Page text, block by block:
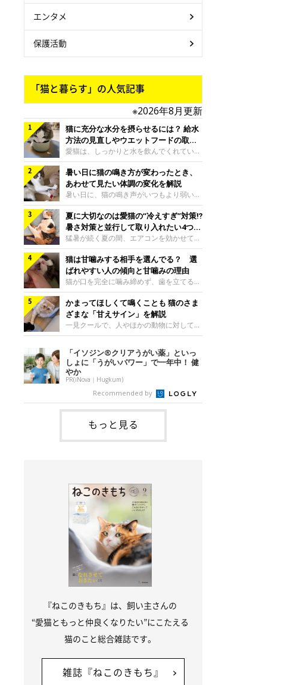
エンタメ
保護活動
「猫と暮らす」の人気記事
※2026年8月更新
猫に充分な水分を摂らせるには？ 給水
方法の見直しやウエットフードの取り
入れ方を解説
愛猫は、しっかりと水を飲んでくれていま
すか？ 夏場はエアコンで室内が涼しいこ
ともあり、猫があまり水を飲まないこと
も。積極的に水分を摂らせるためには、給
水方法を見直したり、フードから水分を摂
らせたりする方法があります。今回は獣医
師の重本仁先生に、猫に水分を摂らせるた
めにできるためできる工夫を教えていただ
きました。ボウルの高さを愛猫の好みにね
このきもち投稿写真ギャラリー水飲みボウ
ルの高さは、猫が飲むときに頭が胃より下
にならないように設定すると飲みやすいで
しょう。首を深く折り曲げずに済むため、
関節や食道への負
暑い日に猫の鳴き方が変わったとき、
あわせて見たい体調の変化を解説
暑い日に、猫の鳴き声がいつもより弱い、
かすれる、しつこく鳴くなど、ふだんと違
って聞こえることがあります。 そんなと
き、あわせてどのような様子を確認したら
よいのでしょうか。暑い日に猫の鳴き方が
変わるときの見方や注意したい体調の変化
などについて、ねこのきもち獣医師相談室
の山口みき先生に伺いました。 鳴き方の
変化だけで判断せず、全身の様子も確認し
てねこのきもち投稿写真ギャラリー猫の鳴
き方が変わったとき、暑さと関係している
ように見えることがあります。 ただ、鳴
き声だけで原因を決めるのは難しく、体調
や環境の変化を
夏に大切なのは愛猫の“冷えすぎ”対策⁉
暑さ対策と並行して取り入れたい4つの
工夫
猛暑が続く夏の間、エアコンを効かせて室
内を冷やしますよね。しかし、人にとって
は快適な温度でも、猫にとっては温度が低
すぎることも。暑さ対策と並行して、冷え
すぎ対策もしっかりと行うことが大切で
す。今回は獣医師の重本仁先生に、猫の冷
えすぎを防ぐ4つの対策を教えていただき
ました。（1） 冷房の効いていない部屋に
行き来できるようにするねこのきもち投稿
写真ギャラリー猫が寒いと感じたときに、
ましょう。冷房の効いていない部屋や廊下
へも自由に行き来できるように、ドアは猫
が通れる程度に
猫は甘噛みする相手を選んでる？ 選
ばれやすい人の傾向と甘噛みの理由
猫が口を完全に噛み締めず、歯を立てる程
度に噛む“甘噛み”。遊びやスキンシップの
ときに繰り出すことがありますが、同じ家
族でも噛まれる頻度に違いがあると感じる
ことも。ねこのきもちWEB MAGAZINEで
は、飼い主さんたちにアンケートを実施
し、愛猫が甘噛みする相手を選んでいると
感じる状況を教えてもらいました。また、
ねこのきもち獣医師相談室の原駿太朗先生
には、実際に猫は甘噛みする相手を選んで
いるのか、その真相をお聞きします。約6
割の飼い主さんが「甘噛みする相手を選ん
でいる」と感じていた※2026年5月実施
かまってほしくて鳴くことも 猫のさま
ざまな「甘えサイン」を解説
一見クールで、人やほかの動物に対してあ
まり求めないように見える猫。しかし、実
は甘えん坊な性格の猫も少なくありませ
ん。今回は猫たちが出している“甘えサイ
ン”について、帝京科学大学生命環境学部
アニマルサイエンス学科准教授の加隈良枝
先生に教えていただきました。鳴くのは、
かまってほしいサインねこのきもち投稿写
真ギャラリーもともと、子猫が親猫に対し
てお世話を求めるときに鳴き声を使いま
す。子猫なので「ニャー」よりもややか細
い「ミャア」といった鳴き声になります
「イソジン®クリアうがい薬」といっ
しょに「うがいパワー」で一年中！ 健
やか
PR(iNova｜Hugkum)
Recommended by
もっと見る
『ねこのきもち』は、飼い主さんの
“愛猫ともっと仲良くなりたい”にこたえる
猫のこと総合雑誌です。
雑誌『ねこのきもち』